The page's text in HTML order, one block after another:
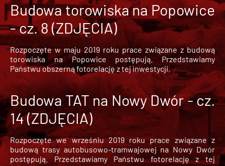
Budowa torowiska na Popowice
- cz. 8 (ZDJĘCIA)
Rozpoczęte w maju 2019 roku prace związane z budową
torowiska na Popowice
postępują. Przedstawiamy
Państwu obszerną fotorelację z tej inwestycji.
Budowa TAT na Nowy Dwór - cz.
14 (ZDJĘCIA)
Rozpoczęte we wrześniu 2019 roku prace związane z
budową trasy autobusowo-tramwajowej na Nowy Dwór
postępują. Przedstawiamy Państwu fotorelację z tej